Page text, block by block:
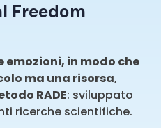
Freedom
emozioni, in modo che
ma una risorsa,
RADE: sviluppato
ricerche scientifiche.